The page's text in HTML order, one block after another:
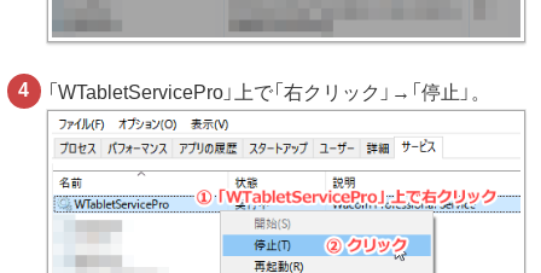
「WTabletServicePro」上で「右クリック」→「停止」。